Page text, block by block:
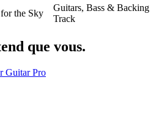
the Sky
Guitars, Bass & Backing
Track
que vous.
Guitar Pro